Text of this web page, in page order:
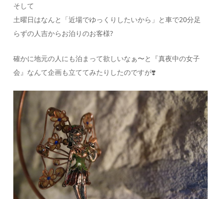
そして
土曜日はなんと「近場でゆっくりしたいから」と車で20分足
らずの人吉からお泊りのお客様?
確かに地元の人にも泊まって欲しいなぁ〜と『真夜中の女子
会』なんて企画も立ててみたりしたのですが❣️